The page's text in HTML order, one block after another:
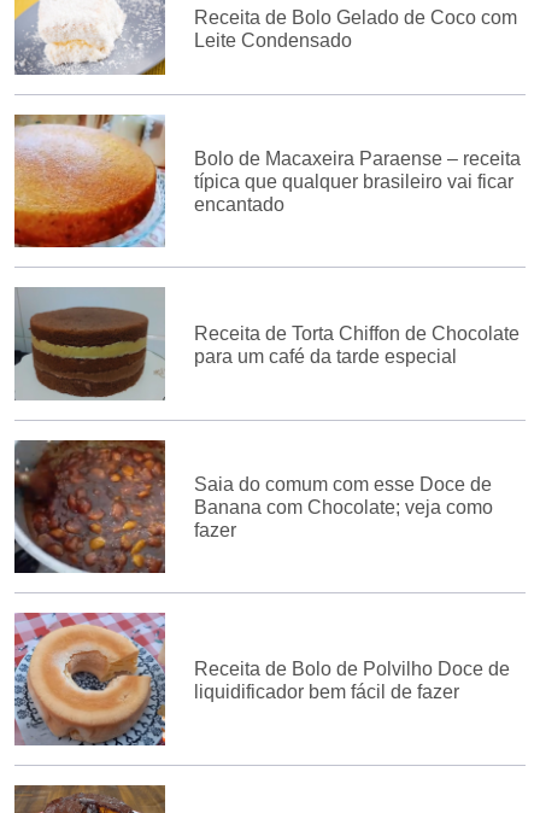
Receita de Bolo Gelado de Coco com
Leite Condensado
Bolo de Macaxeira Paraense – receita
típica que qualquer brasileiro vai ficar
encantado
Receita de Torta Chiffon de Chocolate
para um café da tarde especial
Saia do comum com esse Doce de
Banana com Chocolate; veja como
fazer
Receita de Bolo de Polvilho Doce de
liquidificador bem fácil de fazer